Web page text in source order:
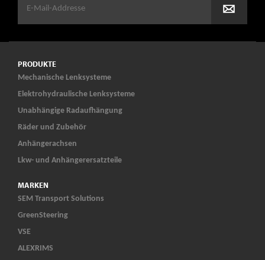
PRODUKTE
Mechanische Lenksysteme
Elektrohydraulische Lenksysteme
Unabhängige Radaufhängung
Räder und Zubehör
Anhängerachsen
Lkw- und Anhängerersatzteile
MARKEN
SEM Transport Solutions
GreenSteering
VSE
ALEXRIMS